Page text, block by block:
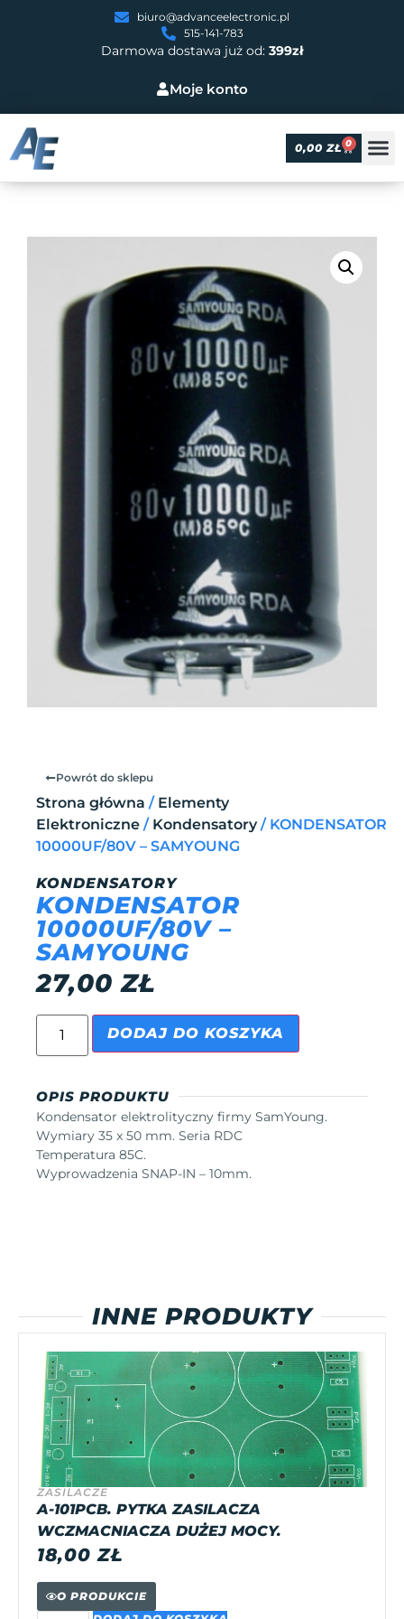
Moje konto
Darmowa dostawa już od: 399zł
biuro@advanceelectronic.pl
515-141-783
0,00 ZŁ 0
Powrót do sklepu
Strona główna / Elementy
Elektroniczne / Kondensatory/ KONDENSATOR
10000UF/80V – SAMYOUNG
KONDENSATORY
KONDENSATOR
10000UF/80V –
SAMYOUNG
27,00ZŁ
DODAJ DO KOSZYKA
OPIS PRODUKTU
Kondensator elektrolityczny firmy SamYoung.
Wymiary 35 x 50 mm. Seria RDC
Temperatura 85C.
Wyprowadzenia SNAP-IN – 10mm.
INNE PRODUKTY
ZASILACZE
A-101PCB. PYTKA ZASILACZA
WCZMACNIACZA DUŻEJ MOCY.
18,00ZŁ
O PRODUKCIE